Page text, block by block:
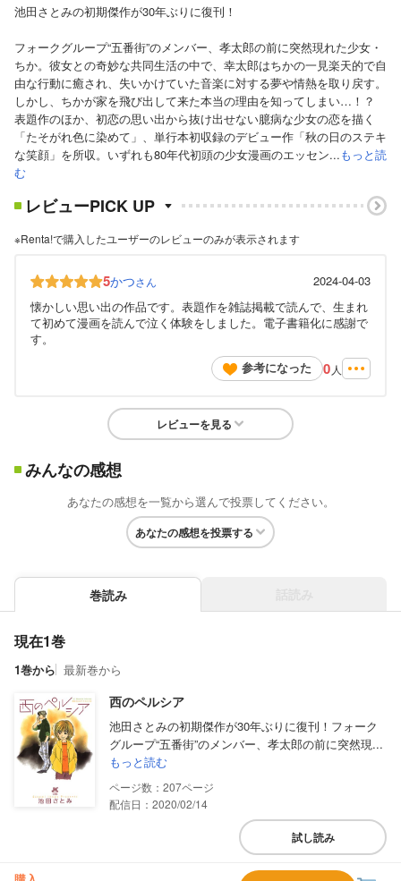
池田さとみの初期傑作が30年ぶりに復刊！
フォークグループ“五番街”のメンバー、孝太郎の前に突然現れた少女・
ちか。彼女との奇妙な共同生活の中で、幸太郎はちかの一見楽天的で自
由な行動に癒され、失いかけていた音楽に対する夢や情熱を取り戻す。
しかし、ちかが家を飛び出して来た本当の理由を知ってしまい…！？
表題作のほか、初恋の思い出から抜け出せない臆病な少女の恋を描く
「たそがれ色に染めて」、単行本初収録のデビュー作「秋の日のステキ
な笑顔」を所収。いずれも80年代初頭の少女漫画のエッセン...もっと読
む
レビューPICK UP
※Renta!で購入したユーザーのレビューのみが表示されます
5かつさん
2024-04-03
懐かしい思い出の作品です。表題作を雑誌掲載で読んで、生まれ
て初めて漫画を読んで泣く体験をしました。電子書籍化に感謝で
す。
参考になった
0 人
レビューを見る
みんなの感想
あなたの感想を一覧から選んで投票してください。
あなたの感想を投票する
巻読み
現在1巻
1巻から 最新巻から
西のペルシア
池田さとみの初期傑作が30年ぶりに復刊！フォーク
グループ“五番街”のメンバー、孝太郎の前に突然現...
もっと読む
207
配信日：2020/02/14
試し読み